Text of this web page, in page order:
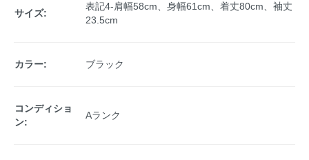
サイズ:
表記4-肩幅58cm、身幅61cm、着丈80cm、袖丈
23.5cm
カラー: ブラック
コンディショ
ン:
Aランク